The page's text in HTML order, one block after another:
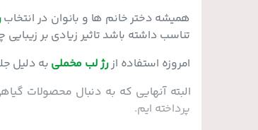
همیشه دختر خانم ها و بانوان در انتخاب
تناسب داشته باشد تاثیر زیادی بر زیبایی
امروزه استفاده ازرژ لب مخملی به دلیل
البته آنهایی که به دنبال محصولات
پرداخته ایم.